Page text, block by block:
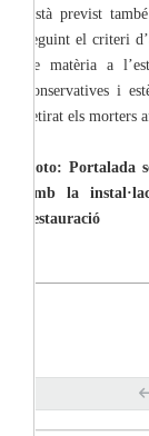
Està previst
seguint el criteri
de matèria a
conservatives i
retirat els morters
Foto: Portalada
amb la
restauració